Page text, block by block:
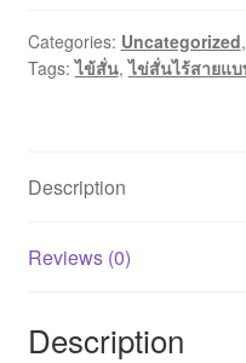
แท่ง
เกลียว
quantity
Categories: Uncategorized
Tags:ไข้สั่น,ไข่สั่นไร้สายแ
Description
Reviews (0)
Description